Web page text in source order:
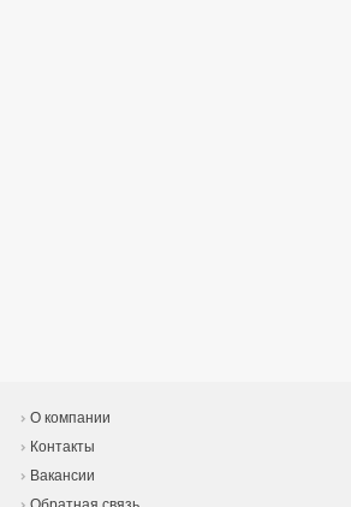
О компании
Контакты
Вакансии